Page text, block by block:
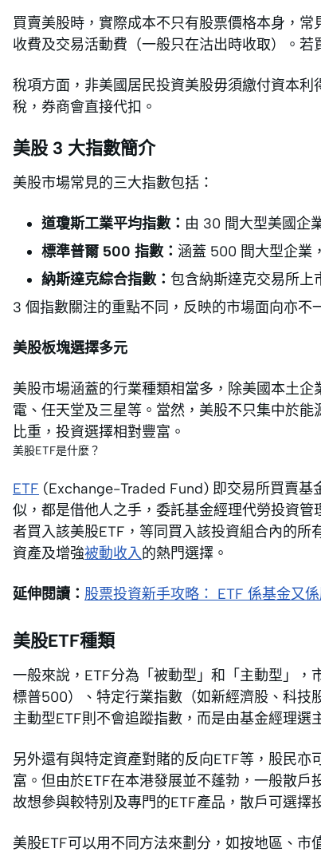
買賣美股時，實際成本不只有股票價格本身，
收費及交易活動費（一般只在沽出時收取）。
稅項方面，非美國居民投資美股毋須繳付資本
稅，券商會直接代扣。
美股 3 大指數簡介
美股市場常見的三大指數包括：
道瓊斯工業平均指數： 由 30 間大型美國企
標準普爾 500 指數： 涵蓋 500 間大型企業
納斯達克綜合指數： 包含納斯達克交易所上
3 個指數關注的重點不同，反映的市場面向亦不
美股板塊選擇多元
美股市場涵蓋的行業種類相當多，除美國本土
電、任天堂及三星等。當然，美股不只集中於
比重，投資選擇相對豐富。
美股ETF是什麼？
ETF (Exchange-Traded Fund) 即交易所買賣基
似，都是借他人之手，委託基金經理代勞投資
者買入該美股ETF，等同買入該投資組合內的
資產及增強被動收入的熱門選擇。
延伸閱讀： 股票投資新手攻略： ETF 係基金又
美股ETF種類
一般來說，ETF分為「被動型」和「主動型」，
標普500）、特定行業指數（如新經濟股、科技
主動型ETF則不會追蹤指數，而是由基金經理選
另外還有與特定資產對賭的反向ETF等，股民
富。但由於ETF在本港發展並不蓬勃，一般散
故想參與較特別及專門的ETF產品，散戶可選擇
美股ETF可以用不同方法來劃分，如按地區、市